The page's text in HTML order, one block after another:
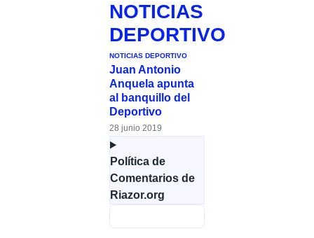
NOTICIAS
DEPORTIVO
NOTICIAS DEPORTIVO
Juan Antonio
Anquela apunta
al banquillo del
Deportivo
28 junio 2019
Política de
Comentarios de
Riazor.org